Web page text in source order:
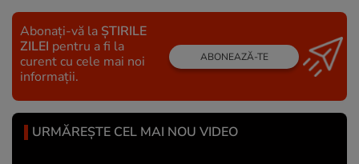
Abonați-vă la ȘTIRILE
ZILEI pentru a fi la
curent cu cele mai noi
informații.
ABONEAZĂ-TE
URMĂREȘTE CEL MAI NOU VIDEO